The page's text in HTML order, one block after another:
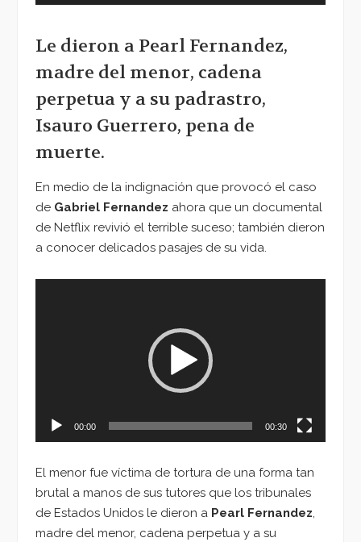
Le dieron a Pearl Fernandez,
madre del menor, cadena
perpetua y a su padrastro,
Isauro Guerrero, pena de
muerte.
En medio de la indignación que provocó el caso
de Gabriel Fernandez ahora que un documental
de Netflix revivió el terrible suceso; también dieron
a conocer delicados pasajes de su vida.
00:00 00:30
El menor fue víctima de tortura de una forma tan
brutal a manos de sus tutores que los tribunales
de Estados Unidos le dieron a Pearl Fernandez,
madre del menor, cadena perpetua y a su